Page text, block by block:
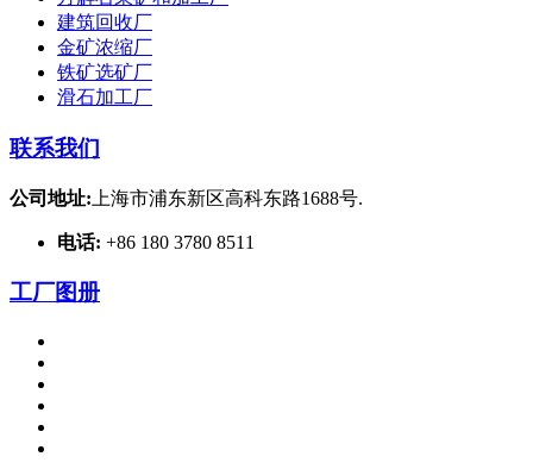
建筑回收厂
金矿浓缩厂
铁矿选矿厂
滑石加工厂
联系我们
公司地址: 上海市浦东新区高科东路1688号.
电话: +86 180 3780 8511
工厂图册